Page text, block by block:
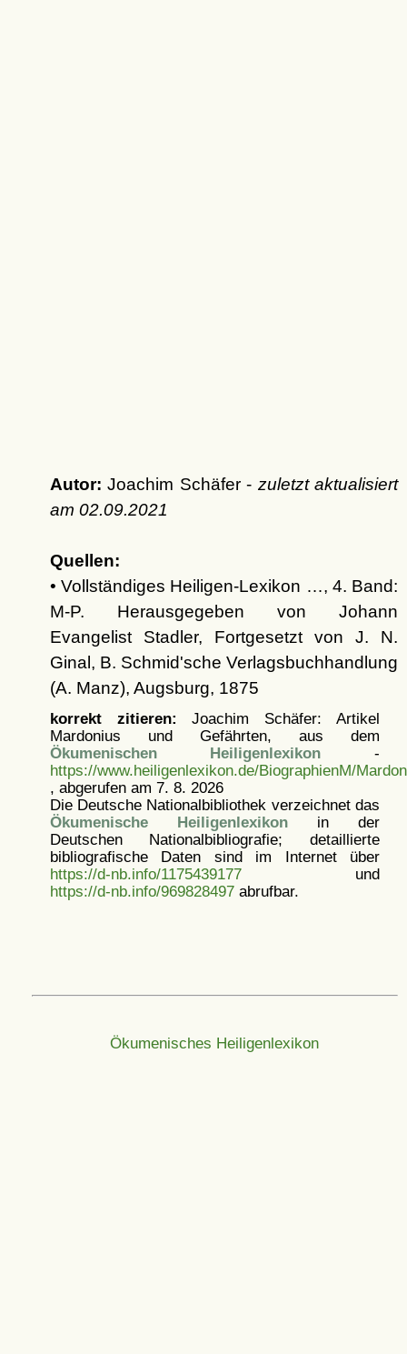
Autor: Joachim Schäfer - zuletzt aktualisiert
am 02.09.2021
Quellen:
• Vollständiges Heiligen-Lexikon …, 4. Band:
M-P. Herausgegeben von Johann
Evangelist Stadler, Fortgesetzt von J. N.
Ginal, B. Schmid'sche Verlagsbuchhandlung
(A. Manz), Augsburg, 1875
korrekt zitieren: Joachim Schäfer: Artikel
Mardonius und Gefährten, aus dem
Ökumenischen Heiligenlexikon -
https://www.heiligenlexikon.de/BiographienM/
, abgerufen am 7. 8. 2026
Die Deutsche Nationalbibliothek verzeichnet das
Ökumenische Heiligenlexikonin der
Deutschen Nationalbibliografie; detaillierte
bibliografische Daten sind im Internet über
https://d-nb.info/1175439177und
https://d-nb.info/969828497abrufbar.
Ökumenisches Heiligenlexikon